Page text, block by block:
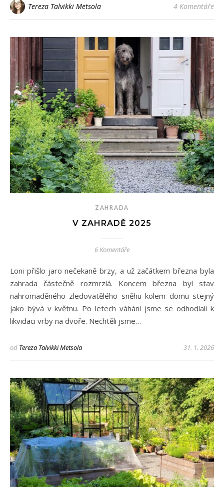
Tereza Talvikki Metsola 4 Komentáře
ZAHRADA
V ZAHRADĚ 2025
6 Komentáře
Loni přišlo jaro nečekaně brzy, a už začátkem března byla
zahrada částečně rozmrzlá. Koncem března byl stav
nahromaděného zledovatělého sněhu kolem domu stejný
jako bývá v květnu. Po letech váhání jsme se odhodlali k
likvidaci vrby na dvoře. Nechtěli jsme…
od Tereza Talvikki Metsola 31. 1. 2026